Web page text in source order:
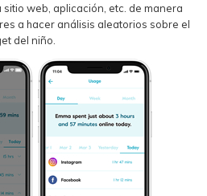
web, aplicación, etc. de manera
a hacer análisis aleatorios sobre el
del niño.